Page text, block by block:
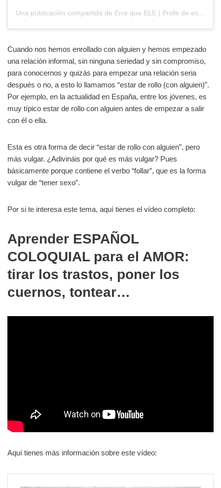
Una publicación compartida de Erre que ELE | Profe de español ???????? (@errequeele)
Cuando nos hemos enrollado con alguien y hemos empezado
una relación informal, sin ninguna seriedad y sin compromiso,
para conocernos y quizás para empezar una relación seria
después o no, a esto lo llamamos “estar de rollo (con alguien)”.
Por ejemplo, en la actualidad en España, entre los jóvenes, es
muy típico estar de rollo con alguien antes de empezar a salir
con él o ella.
Esta es otra forma de decir “estar de rollo con alguien”, pero
más vulgar. ¿Adivináis por qué es más vulgar? Pues
básicamente porque contiene el verbo “follar”, que es la forma
vulgar de “tener sexo”.
Por si te interesa este tema, aquí tienes el vídeo completo:
Aprender ESPAÑOL
COLOQUIAL para el AMOR:
tirar los trastos, poner los
cuernos, tontear…
Aquí tienes más información sobre este vídeo: